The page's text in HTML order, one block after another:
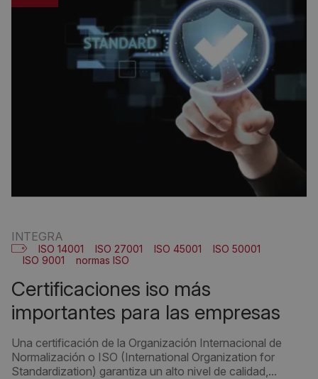
INTEGRA
ISO 14001 ISO 27001 ISO 45001
ISO 50001
ISO 9001
normas ISO
certificaciones iso más
importantes para las empresas
Una certificación de la Organización Internacional de
Normalización o ISO (International Organization for
Standardization) garantiza un alto nivel de calidad,...